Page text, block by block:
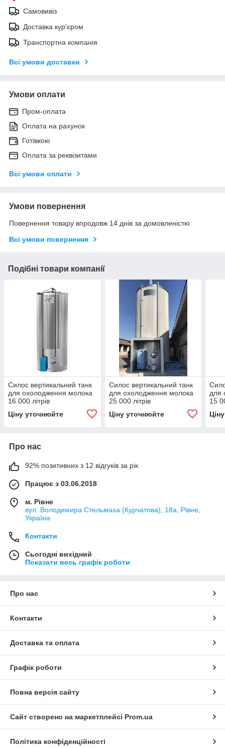
Самовивіз
Доставка кур'єром
Транспортна компанія
Всі умови доставки
Умови оплати
Пром-оплата
Оплата на рахунок
Готівкою
Оплата за реквізитами
Всі умови оплати
Умови повернення
Повернення товару впродовж 14 днів за домовленістю
Всі умови повернення
Подібні товари компанії
Силос вертикальний танк
для охолодження молока
16 000 літрів
Ціну уточнюйте
Силос вертикальний танк
для охолодження молока
25 000 літрів
Ціну уточнюйте
для
15
Про нас
92% позитивних з 12 відгуків за рік
Працює з 03.06.2018
м. Рівне
вул. Володимира Стельмаха (Курчатова), 18а, Рівне,
Україна
Контакти
Сьогодні вихідний
Показати весь графік роботи
Про нас
Контакти
Доставка та оплата
Графік роботи
Повна версія сайту
Сайт створено на маркетплейсі Prom.ua
Політика конфіденційності